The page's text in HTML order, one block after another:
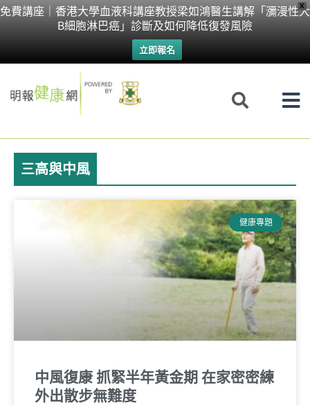
X
免費講座｜香港大學血液科講座教授梁如鴻醫生講解「瀰漫性大
B細胞淋巴癌」診斷及如何降低復發風險
立即報名
Skip
三高與中風
健康專題
中風復康 抓緊半年黃金期 在家密密練
外出散步無難度
Page
Page